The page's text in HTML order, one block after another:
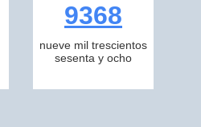
9368
nueve mil trescientos
sesenta y ocho